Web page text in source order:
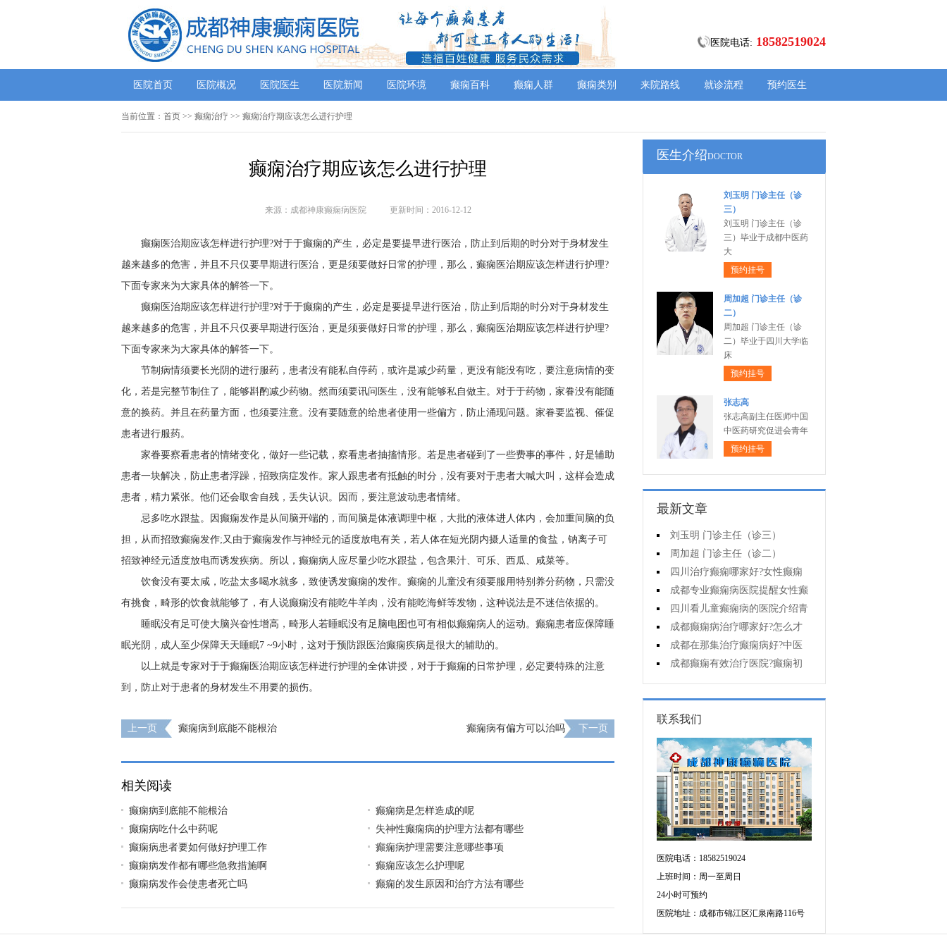
医院电话: 18582519024
医院首页 医院概况 医院医生 医院新闻 医院环境 癫痫百科 癫痫人群 癫痫类别 来院路线 就诊流程 预约医生
当前位置： 首页 >> 癫痫治疗 >> 癫痫治疗期应该怎么进行护理
癫痫治疗期应该怎么进行护理
来源：成都神康癫痫病医院 更新时间：2016-12-12
癫痫医治期应该怎样进行护理?对于于癫痫的产生，必定是要提早进行医治，防止到后期的时分对于身材发生
越来越多的危害，并且不只仅要早期进行医治，更是须要做好日常的护理，那么，癫痫医治期应该怎样进行护理?
下面专家来为大家具体的解答一下。
癫痫医治期应该怎样进行护理?对于于癫痫的产生，必定是要提早进行医治，防止到后期的时分对于身材发生
越来越多的危害，并且不只仅要早期进行医治，更是须要做好日常的护理，那么，癫痫医治期应该怎样进行护理?
下面专家来为大家具体的解答一下。
节制病情须要长光阴的进行服药，患者没有能私自停药，或许是减少药量，更没有能没有吃，要注意病情的变
化，若是完整节制住了，能够斟酌减少药物。然而须要讯问医生，没有能够私自做主。对于于药物，家眷没有能随
意的换药。并且在药量方面，也须要注意。没有要随意的给患者使用一些偏方，防止涌现问题。家眷要监视、催促
患者进行服药。
家眷要察看患者的情绪变化，做好一些记载，察看患者抽搐情形。若是患者碰到了一些费事的事件，好是辅助
患者一块解决，防止患者浮躁，招致病症发作。家人跟患者有抵触的时分，没有要对于患者大喊大叫，这样会造成
患者，精力紧张。他们还会取舍自残，丢失认识。因而，要注意波动患者情绪。
忌多吃水跟盐。因癫痫发作是从间脑开端的，而间脑是体液调理中枢，大批的液体进人体内，会加重间脑的负
担，从而招致癫痫发作;又由于癫痫发作与神经元的适度放电有关，若人体在短光阴内摄人适量的食盐，钠离子可
招致神经元适度放电而诱发疾病。所以，癫痫病人应尽量少吃水跟盐，包含果汁、可乐、西瓜、咸菜等。
饮食没有要太咸，吃盐太多喝水就多，致使诱发癫痫的发作。癫痫的儿童没有须要服用特别养分药物，只需没
有挑食，畸形的饮食就能够了，有人说癫痫没有能吃牛羊肉，没有能吃海鲜等发物，这种说法是不迷信依据的。
睡眠没有足可使大脑兴奋性增高，畸形人若睡眠没有足脑电图也可有相似癫痫病人的运动。癫痫患者应保障睡
眠光阴，成人至少保障天天睡眠7 ~9小时，这对于预防跟医治癫痫疾病是很大的辅助的。
以上就是专家对于于癫痫医治期应该怎样进行护理的全体讲授，对于于癫痫的日常护理，必定要特殊的注意
到，防止对于患者的身材发生不用要的损伤。
上一页 癫痫病到底能不能根治 癫痫病有偏方可以治吗 下一页
相关阅读
癫痫病到底能不能根治
癫痫病是怎样造成的呢
癫痫病吃什么中药呢
失神性癫痫病的护理方法都有哪些
癫痫病患者要如何做好护理工作
癫痫病护理需要注意哪些事项
癫痫病发作都有哪些急救措施啊
癫痫应该怎么护理呢
癫痫病发作会使患者死亡吗
癫痫的发生原因和治疗方法有哪些
医生介绍DOCTOR
刘玉明 门诊主任（诊
三）
刘玉明 门诊主任（诊
三）毕业于成都中医药
大
预约挂号
周加超 门诊主任（诊
二）
周加超 门诊主任（诊
二）毕业于四川大学临
床
预约挂号
张志高
张志高副主任医师中国
中医药研究促进会青年
预约挂号
最新文章
刘玉明 门诊主任（诊三）
周加超 门诊主任（诊二）
四川治疗癫痫哪家好?女性癫痫
怎么预防?
成都专业癫痫病医院提醒女性癫
痫患者在经期要注意什么?
四川看儿童癫痫病的医院介绍青
少年癫痫病的病因
成都癫痫病治疗哪家好?怎么才
能诊断孩子是不是得了癫痫?
成都在那集治疗癫痫病好?中医
治疗癫痫病好吗?
成都癫痫有效治疗医院?癫痫初
期怎么治疗?
联系我们
医院电话：18582519024
上班时间：周一至周日
24小时可预约
医院地址：成都市锦江区汇泉南路116号